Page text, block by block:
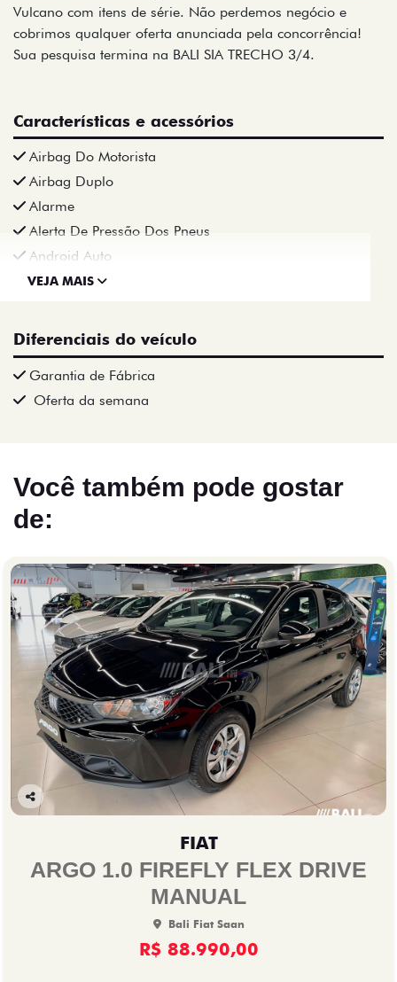
Vulcano com itens de série. Não perdemos negócio e
cobrimos qualquer oferta anunciada pela concorrência!
Sua pesquisa termina na BALI SIA TRECHO 3/4.
Características e acessórios
Airbag Do Motorista
Airbag Duplo
Alarme
Alerta De Pressão Dos Pneus
Android Auto
VEJA MAIS
Diferenciais do veículo
Garantia de Fábrica
Oferta da semana
Você também pode gostar
de:
Co
lhe
FIAT
ARGO 1.0 FIREFLY FLEX DRIVE
MANUAL
Bali Fiat Saan
R$ 88.990,00